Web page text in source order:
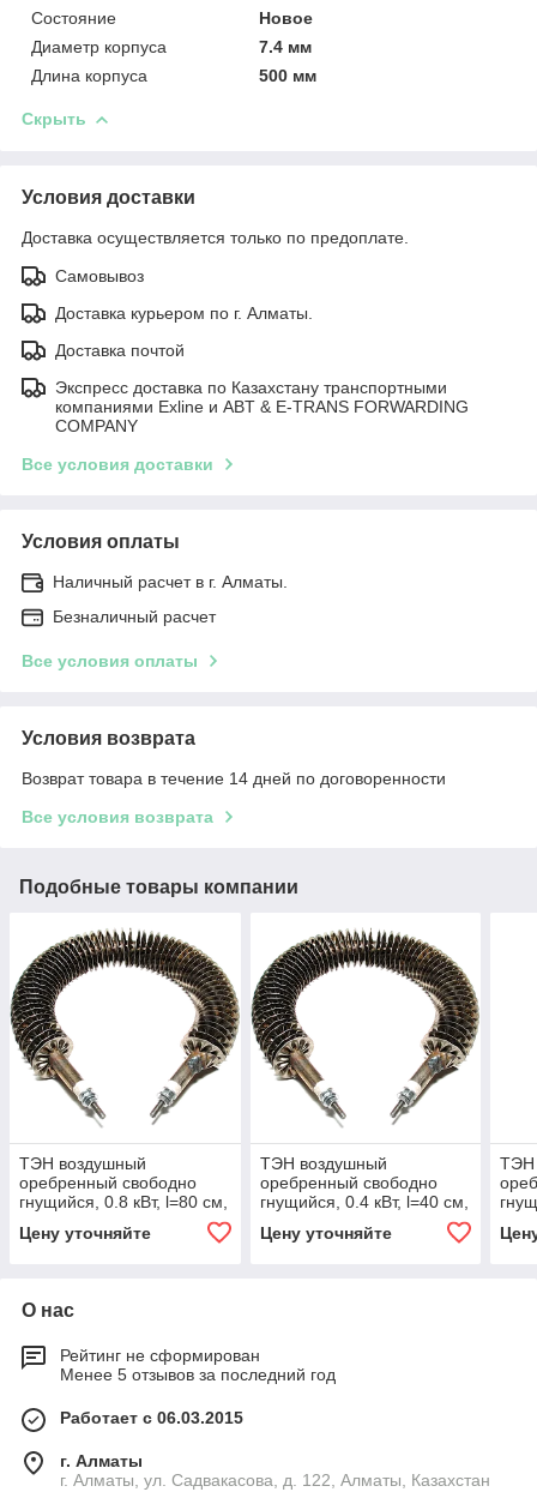
Состояние
Новое
Диаметр корпуса
7.4 мм
Длина корпуса
500 мм
Скрыть
Условия доставки
Доставка осуществляется только по предоплате.
Самовывоз
Доставка курьером по г. Алматы.
Доставка почтой
Экспресс доставка по Казахстану транспортными
компаниями Exline и ABT & E-TRANS FORWARDING
COMPANY
Все условия доставки
Условия оплаты
Наличный расчет в г. Алматы.
Безналичный расчет
Все условия оплаты
Условия возврата
Возврат товара в течение 14 дней по договоренности
Все условия возврата
Подобные товары компании
ТЭН воздушный
оребренный свободно
гнущийся, 0.8 кВт, l=80 см,
d=6/7.4мм, нержавеющая
сталь
Цену уточняйте
ТЭН воздушный
оребренный свободно
гнущийся, 0.4 кВт, l=40 см,
d=6/7.4мм, нержавеющая
сталь
Цену уточняйте
ТЭН
О нас
Рейтинг не сформирован
Менее 5 отзывов за последний год
Работает с 06.03.2015
г. Алматы
г. Алматы, ул. Садвакасова, д. 122, Алматы, Казахстан